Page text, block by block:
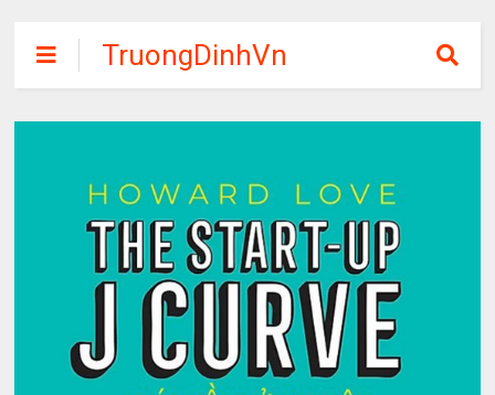
TruongDinhVn
Chia sẽ ebook,
các khóa học,
tập miễn phí